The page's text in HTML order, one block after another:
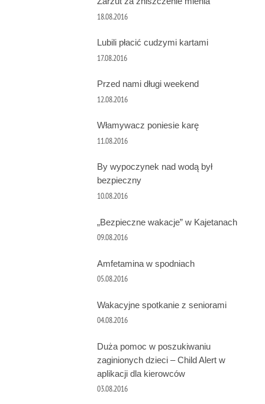
18.08.2016
Lubili płacić cudzymi kartami
17.08.2016
Przed nami długi weekend
12.08.2016
Włamywacz poniesie karę
11.08.2016
By wypoczynek nad wodą był
bezpieczny
10.08.2016
„Bezpieczne wakacje” w Kajetanach
09.08.2016
Amfetamina w spodniach
05.08.2016
Wakacyjne spotkanie z seniorami
04.08.2016
Duża pomoc w poszukiwaniu
zaginionych dzieci – Child Alert w
aplikacji dla kierowców
03.08.2016